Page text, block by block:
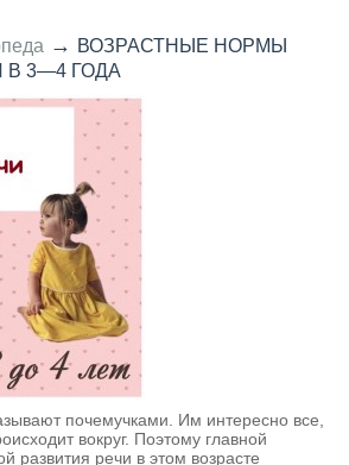
→ ВОЗРАСТНЫЕ НОРМЫ
В 3—4 ГОДА
почемучками. Им интересно все,
вокруг. Поэтому главной
развития речи в этом возрасте